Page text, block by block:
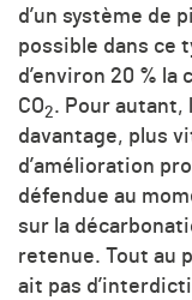
d’un système de
possible dans ce
d’environ 20 %
CO2. Pour autant,
davantage, plus
d’amélioration
défendue au
sur la
retenue. Tout au
ait pas